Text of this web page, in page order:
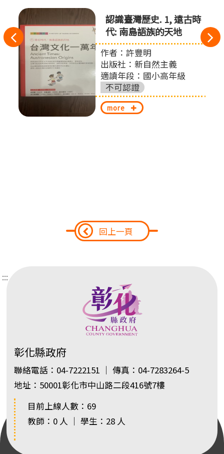
往
左
換
認識臺灣歷史. 1, 遠古時
代: 南島語族的天地
作者：許豐明
出版社：新自然主義
適讀年段：國小高年級
不可認證
more
回上一頁
:::
彰化縣政府
聯絡電話：04-7222151 ｜ 傳真：04-7283264-5
地址：50001彰化市中山路二段416號7樓
目前上線人數：69
教師：0 人 ｜ 學生：28 人